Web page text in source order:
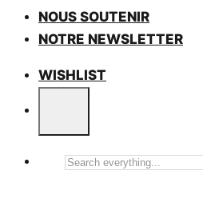
NOUS SOUTENIR
NOTRE NEWSLETTER
WISHLIST
Search